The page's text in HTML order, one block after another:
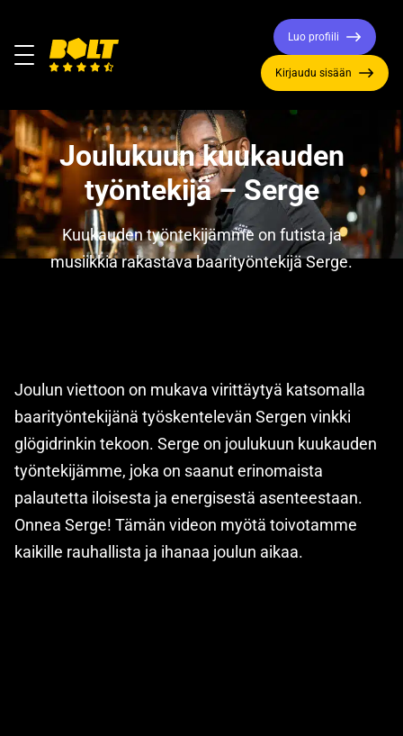
Valikko
etusivulle
Luo profiili
Kirjaudu sisään
Joulukuun kuukauden
työntekijä – Serge
Kuukauden työntekijämme on futista ja
musiikkia rakastava baarityöntekijä Serge.
Joulun viettoon on mukava virittäytyä katsomalla
baarityöntekijänä työskentelevän Sergen vinkki
glögidrinkin tekoon. Serge on joulukuun kuukauden
työntekijämme, joka on saanut erinomaista
palautetta iloisesta ja energisestä asenteestaan.
Onnea Serge! Tämän videon myötä toivotamme
kaikille rauhallista ja ihanaa joulun aikaa.